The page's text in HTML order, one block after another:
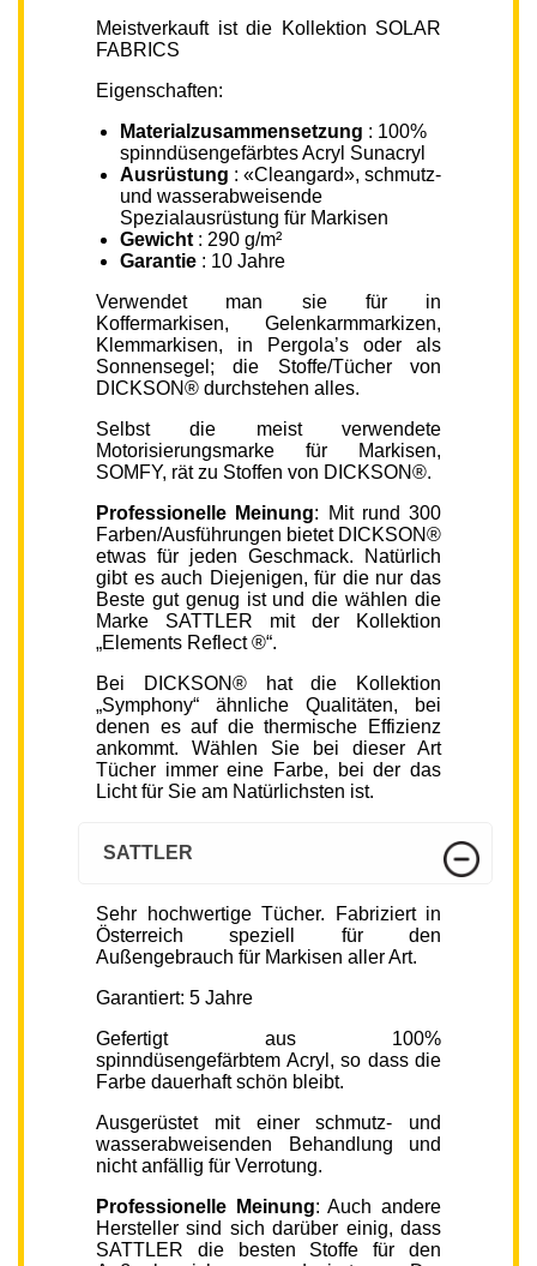
Meistverkauft ist die Kollektion SOLAR
FABRICS
Eigenschaften:
Materialzusammensetzung : 100%
spinndüsengefärbtes Acryl Sunacryl
Ausrüstung : «Cleangard», schmutz-
und wasserabweisende
Spezialausrüstung für Markisen
Gewicht : 290 g/m²
Garantie : 10 Jahre
Verwendet man sie für in
Koffermarkisen, Gelenkarmmarkizen,
Klemmarkisen, in Pergola’s oder als
Sonnensegel; die Stoffe/Tücher von
DICKSON® durchstehen alles.
Selbst die meist verwendete
Motorisierungsmarke für Markisen,
SOMFY, rät zu Stoffen von DICKSON®.
Professionelle Meinung: Mit rund 300
Farben/Ausführungen bietet DICKSON®
etwas für jeden Geschmack. Natürlich
gibt es auch Diejenigen, für die nur das
Beste gut genug ist und die wählen die
Marke SATTLER mit der Kollektion
„Elements Reflect ®“.
Bei DICKSON® hat die Kollektion
„Symphony“ ähnliche Qualitäten, bei
denen es auf die thermische Effizienz
ankommt. Wählen Sie bei dieser Art
Tücher immer eine Farbe, bei der das
Licht für Sie am Natürlichsten ist.
SATTLER
Sehr hochwertige Tücher. Fabriziert in
Österreich speziell für den
Außengebrauch für Markisen aller Art.
Garantiert: 5 Jahre
Gefertigt aus 100%
spinndüsengefärbtem Acryl, so dass die
Farbe dauerhaft schön bleibt.
Ausgerüstet mit einer schmutz- und
wasserabweisenden Behandlung und
nicht anfällig für Verrotung.
Professionelle Meinung: Auch andere
Hersteller sind sich darüber einig, dass
SATTLER die besten Stoffe für den